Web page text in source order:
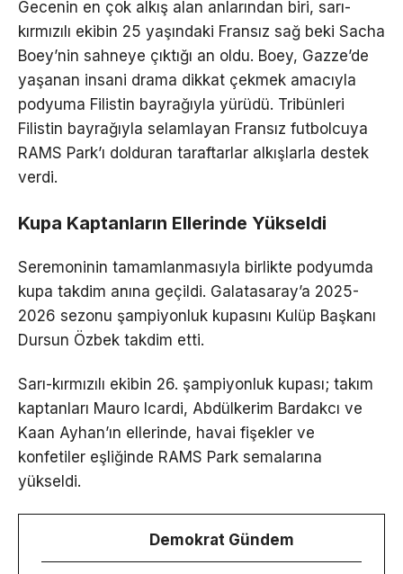
Gecenin en çok alkış alan anlarından biri, sarı-
kırmızılı ekibin 25 yaşındaki Fransız sağ beki Sacha
Boey’nin sahneye çıktığı an oldu. Boey, Gazze’de
yaşanan insani drama dikkat çekmek amacıyla
podyuma Filistin bayrağıyla yürüdü. Tribünleri
Filistin bayrağıyla selamlayan Fransız futbolcuya
RAMS Park’ı dolduran taraftarlar alkışlarla destek
verdi.
Kupa Kaptanların Ellerinde Yükseldi
Seremoninin tamamlanmasıyla birlikte podyumda
kupa takdim anına geçildi. Galatasaray’a 2025-
2026 sezonu şampiyonluk kupasını Kulüp Başkanı
Dursun Özbek takdim etti.
Sarı-kırmızılı ekibin 26. şampiyonluk kupası; takım
kaptanları Mauro Icardi, Abdülkerim Bardakcı ve
Kaan Ayhan’ın ellerinde, havai fişekler ve
konfetiler eşliğinde RAMS Park semalarına
yükseldi.
Demokrat Gündem